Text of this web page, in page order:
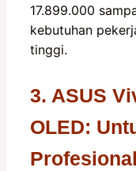
17.899.000
kebutuhan
tinggi.
3. ASUS
OLED:
Profesional